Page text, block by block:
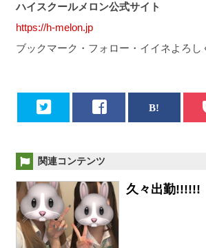
ハイスクールメロン公式サイト
https://h-melon.jp
ブックマーク・フォロー・イイネよろし
関連コンテンツ
久々出勤!!!!!!